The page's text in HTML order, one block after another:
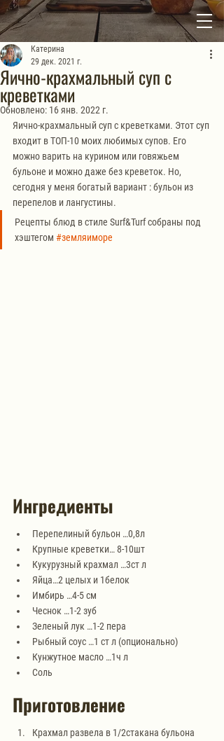
Яично-крахмальный суп с
креветками
Катерина
29 дек. 2021 г.
Обновлено: 16 янв. 2022 г.
Яично-крахмальный суп с креветками. Этот суп
входит в ТОП-10 моих любимых супов. Его
можно варить на курином или говяжьем
бульоне и можно даже без креветок. Но,
сегодня у меня богатый вариант : бульон из
перепелов и лангустины.
Рецепты блюд в стиле Surf&Turf собраны под
хэштегом #земляиморе
Ингредиенты
Перепелиный бульон …0,8л
Крупные креветки… 8-10шт
Кукурузный крахмал …3ст л
Яйца…2 целых и 1белок
Имбирь …4-5 см
Чеснок …1-2 зуб
Зеленый лук …1-2 пера
Рыбный соус …1 ст л (опционально)
Кунжутное масло …1ч л
Соль
Приготовление
Крахмал развела в 1/2стакана бульона